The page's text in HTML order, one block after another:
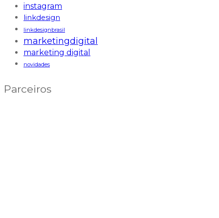
instagram
linkdesign
linkdesignbrasil
marketingdigital
marketing digital
novidades
Parceiros